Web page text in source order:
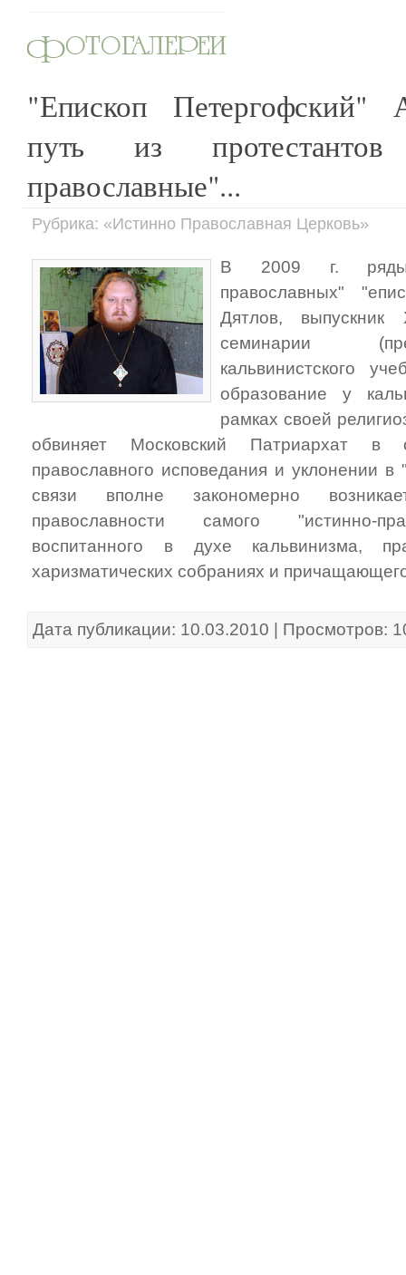
"Епископ Петергофский"
путь из
православные"...
Рубрика: «Истинно Православная Церковь»
В 2009 г. ряды
православных"
Дятлов, выпускник
семинарии
кальвинистского
образование у
рамках своей
обвиняет Московский Патриархат в
православного исповедания и уклонении в
связи вполне закономерно
православности самого "истинно-
воспитанного в духе кальвинизма,
харизматических собраниях и
Дата публикации: 10.03.2010 | Просмотров: